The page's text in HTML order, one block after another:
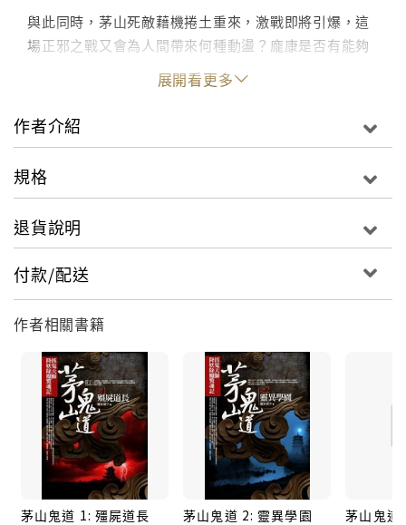
與此同時，茅山死敵藉機捲土重來，激戰即將引爆，這
場正邪之戰又會為人間帶來何種動盪？龐康是否有能夠
力挽狂瀾，劍蕩諸邪，重振茅山聲威？
展開看更多
作者介紹
規格
退貨說明
付款/配送
作者相關書籍
茅山鬼道 1: 殭屍道長 茅山鬼道 2: 靈異學園 茅山鬼道